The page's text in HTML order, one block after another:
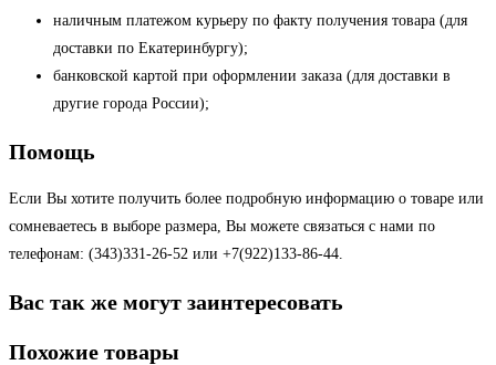
наличным платежом курьеру по факту получения товара (для
доставки по Екатеринбургу);
банковской картой при оформлении заказа (для доставки в
другие города России);
Помощь
Если Вы хотите получить более подробную информацию о товаре или
сомневаетесь в выборе размера, Вы можете связаться с нами по
телефонам: (343)331-26-52 или +7(922)133-86-44.
Вас так же могут заинтересовать
Похожие товары